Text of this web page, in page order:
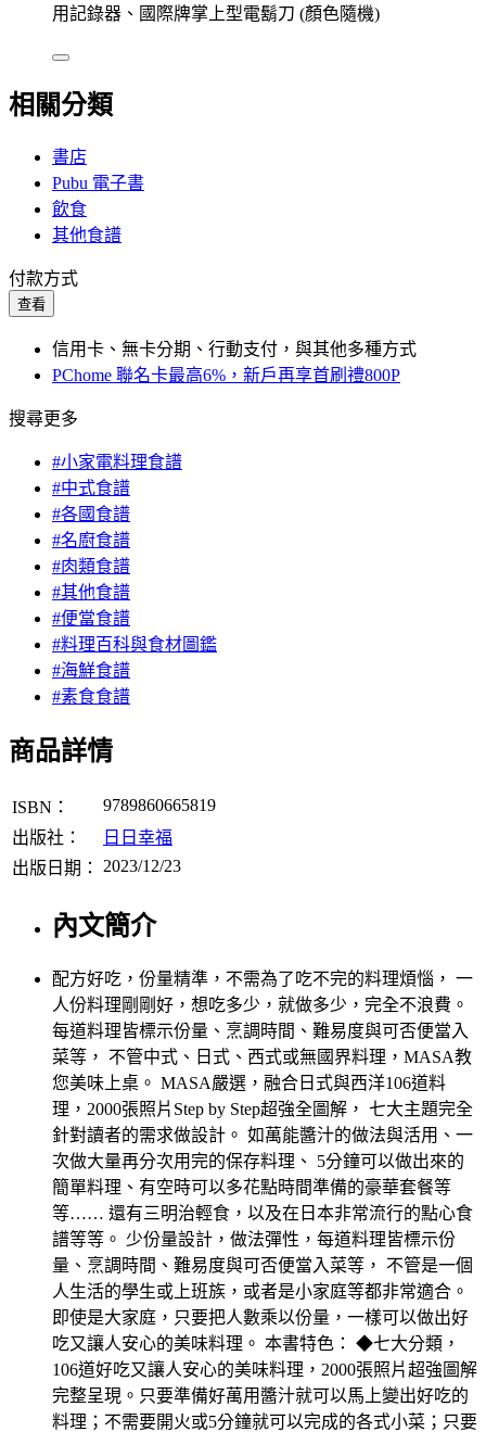
用記錄器、國際牌掌上型電鬍刀 (顏色隨機)
相關分類
書店
Pubu 電子書
飲食
其他食譜
付款方式
查看
信用卡、無卡分期、行動支付，與其他多種方式
PChome 聯名卡最高6%，新戶再享首刷禮800P
搜尋更多
#小家電料理食譜
#中式食譜
#各國食譜
#名廚食譜
#肉類食譜
#其他食譜
#便當食譜
#料理百科與食材圖鑑
#海鮮食譜
#素食食譜
商品詳情
ISBN：
9789860665819
出版社：
日日幸福
出版日期：
2023/12/23
內文簡介
配方好吃，份量精準，不需為了吃不完的料理煩惱， 一
人份料理剛剛好，想吃多少，就做多少，完全不浪費。
每道料理皆標示份量、烹調時間、難易度與可否便當入
菜等， 不管中式、日式、西式或無國界料理，MASA教
您美味上桌。 MASA嚴選，融合日式與西洋106道料
理，2000張照片Step by Step超強全圖解， 七大主題完全
針對讀者的需求做設計。 如萬能醬汁的做法與活用、一
次做大量再分次用完的保存料理、 5分鐘可以做出來的
簡單料理、有空時可以多花點時間準備的豪華套餐等
等…… 還有三明治輕食，以及在日本非常流行的點心食
譜等等。 少份量設計，做法彈性，每道料理皆標示份
量、烹調時間、難易度與可否便當入菜等， 不管是一個
人生活的學生或上班族，或者是小家庭等都非常適合。
即使是大家庭，只要把人數乘以份量，一樣可以做出好
吃又讓人安心的美味料理。 本書特色： ◆七大分類，
106道好吃又讓人安心的美味料理，2000張照片超強圖解
完整呈現。只要準備好萬用醬汁就可以馬上變出好吃的
料理；不需要開火或5分鐘就可以完成的各式小菜；只要